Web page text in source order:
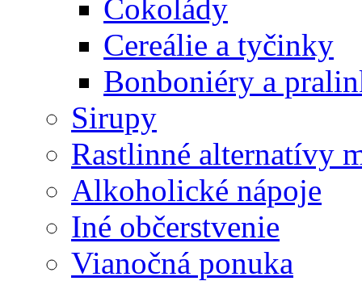
Čokolády
Cereálie a tyčinky
Bonboniéry a
Sirupy
Rastlinné alternatívy
Alkoholické nápoje
Iné občerstvenie
Vianočná ponuka